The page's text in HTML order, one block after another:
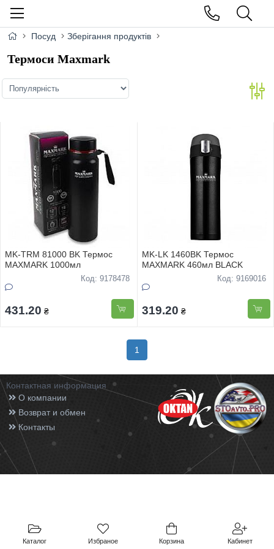
Каталог Избраное Корзина Кабинет
Посуд Зберігання продуктів
Термоси Maxmark
MK-TRM 81000 BK Термос
MAXMARK 1000мл
Код: 9178478
431.20 ₴
MK-LK 1460BK Термос
MAXMARK 460мл BLACK
Код: 9169016
319.20 ₴
1
Контактная информация
О компании
Возврат и обмен
Контакты